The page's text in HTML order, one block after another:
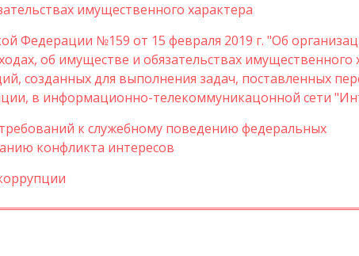
имущественного характера
Федерации №159 от 15 февраля 2019 г. "Об
об имуществе и обязательствах имущественного
созданных для выполнения задач, поставленных
в информационно-телекоммуникацонной сети
к служебному поведению федеральных
конфликта интересов